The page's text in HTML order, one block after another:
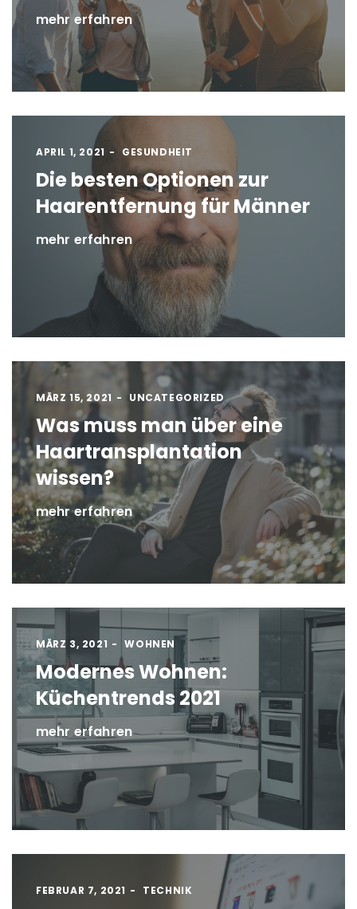
mehr erfahren
APRIL 1, 2021 GESUNDHEIT
Die besten Optionen zur
Haarentfernung für Männer
mehr erfahren
MÄRZ 15, 2021 UNCATEGORIZED
Was muss man über eine
Haartransplantation
wissen?
mehr erfahren
MÄRZ 3, 2021 WOHNEN
Modernes Wohnen:
Küchentrends 2021
mehr erfahren
FEBRUAR 7, 2021 TECHNIK